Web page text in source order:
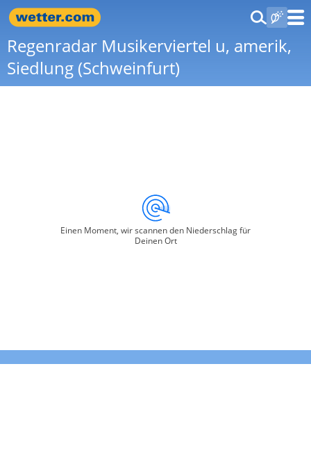
Regenradar Musikerviertel u, amerik,
Siedlung (Schweinfurt)
Einen Moment, wir scannen den Niederschlag für
Deinen Ort